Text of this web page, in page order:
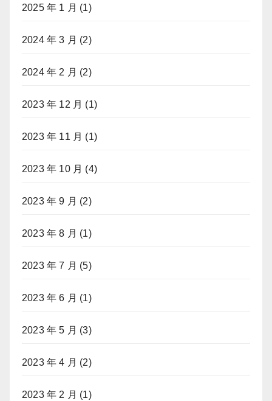
2025 年 1 月 (1)
2024 年 3 月 (2)
2024 年 2 月 (2)
2023 年 12 月 (1)
2023 年 11 月 (1)
2023 年 10 月 (4)
2023 年 9 月 (2)
2023 年 8 月 (1)
2023 年 7 月 (5)
2023 年 6 月 (1)
2023 年 5 月 (3)
2023 年 4 月 (2)
2023 年 2 月 (1)